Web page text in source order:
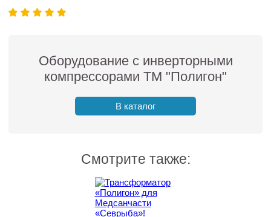
Оборудование с инверторными
компрессорами ТМ "Полигон"
В каталог
Смотрите также: